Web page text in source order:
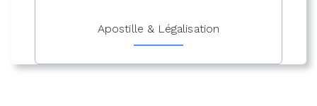
Apostille & Légalisation